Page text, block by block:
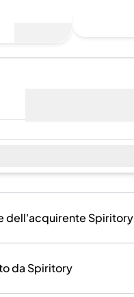
dell'acquirente Spiritory
da Spiritory